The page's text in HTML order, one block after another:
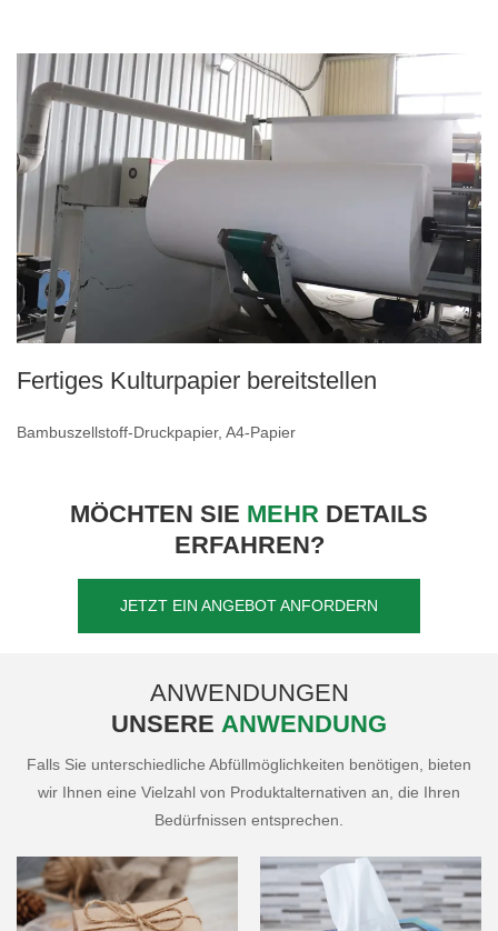
Fertiges Kulturpapier bereitstellen
Bambuszellstoff-Druckpapier, A4-Papier
MÖCHTEN SIE MEHR DETAILS
ERFAHREN?
JETZT EIN ANGEBOT ANFORDERN
ANWENDUNGEN
UNSERE ANWENDUNG
Falls Sie unterschiedliche Abfüllmöglichkeiten benötigen, bieten
wir Ihnen eine Vielzahl von Produktalternativen an, die Ihren
Bedürfnissen entsprechen.